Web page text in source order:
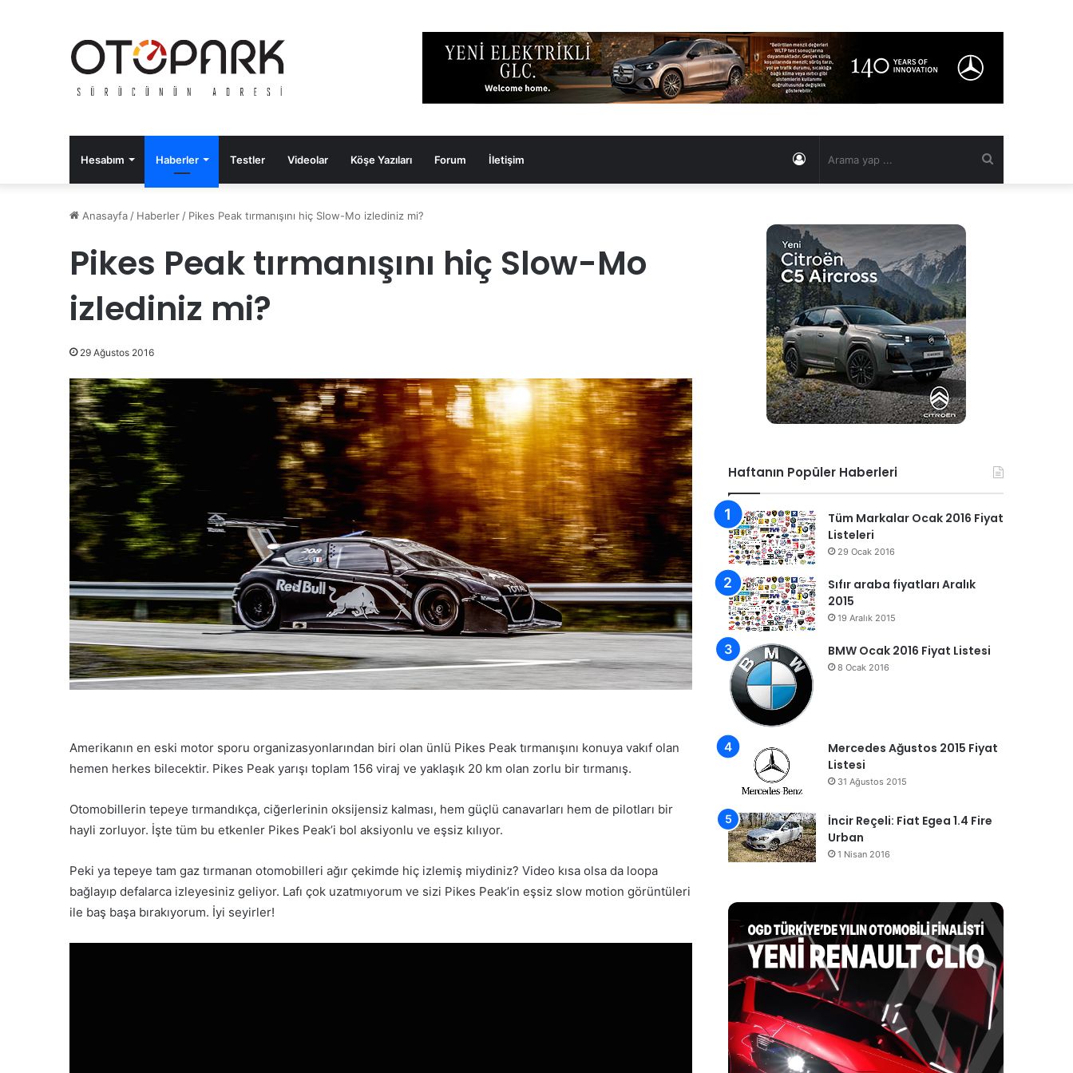
Hesabım Haberler Testler Videolar Köşe Yazıları Forum İletişim Kayıt
Anasayfa / Haberler / Pikes Peak tırmanışını hiç Slow-Mo izlediniz mi?
Pikes Peak tırmanışını hiç Slow-Mo
izlediniz mi?
29 Ağustos 2016
Amerikanın en eski motor sporu organizasyonlarından biri olan ünlü Pikes Peak tırmanışını konuya vakıf olan
hemen herkes bilecektir. Pikes Peak yarışı toplam 156 viraj ve yaklaşık 20 km olan zorlu bir tırmanış.
Otomobillerin tepeye tırmandıkça, ciğerlerinin oksijensiz kalması, hem güçlü canavarları hem de pilotları bir
hayli zorluyor. İşte tüm bu etkenler Pikes Peak’i bol aksiyonlu ve eşsiz kılıyor.
Peki ya tepeye tam gaz tırmanan otomobilleri ağır çekimde hiç izlemiş miydiniz? Video kısa olsa da loopa
bağlayıp defalarca izleyesiniz geliyor. Lafı çok uzatmıyorum ve sizi Pikes Peak’in eşsiz slow motion görüntüleri
ile baş başa bırakıyorum. İyi seyirler!
Haftanın Popüler Haberleri
Tüm Markalar Ocak 2016 Fiyat
Listeleri
29 Ocak 2016
Sıfır araba fiyatları Aralık
2015
19 Aralık 2015
BMW Ocak 2016 Fiyat Listesi
8 Ocak 2016
Mercedes Ağustos 2015 Fiyat
Listesi
31 Ağustos 2015
İncir Reçeli: Fiat Egea 1.4 Fire
Urban
1 Nisan 2016